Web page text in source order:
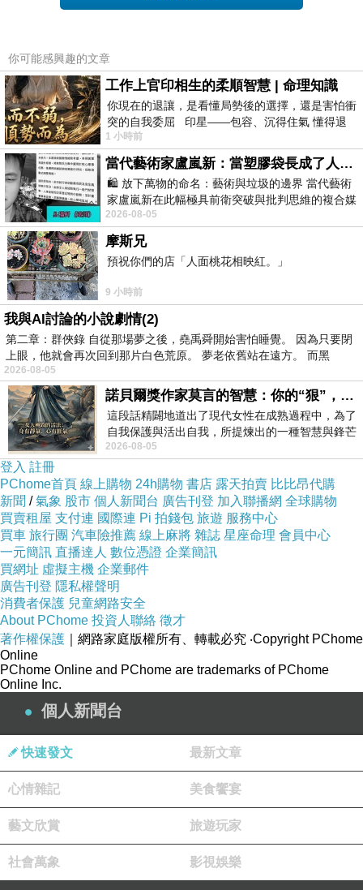
1024x768 IPS面板/鎂鋁合金機身
Allwinner A31s四核心
Andriod 4.2/前後雙鏡頭/Wi-Fi
商品描述:
msi 微星Primo 81
你可能感興趣的文章
工作上官印相生的柔順智慧 | 命理知識
你現在的退讓，是看懂局勢後的選擇，還是害怕衝
突的自我委屈 印星——包容、沉得住氣 懂得退
一步觀察，不會
1 小時前
當代藝術家盧嵐新：當塑膠袋長成了人的模樣，我們的目光是否學會了放下偏見？
🛍️ 放下萬物的命名：藝術與垃圾的邊界 當代藝術
家盧嵐新在此幅極具前衛突破與批判思維的複合媒
材新作中，直接將被大眾定義為廢棄物
2026-08-05
摩斯兄
預祝你們的店「人面桃花相映紅。」
9 小時前
我與AI討論的小說劇情(2)
第二章：群俠錄 自從那場夢之後，堯禹舜開始害怕睡覺。 因為只要閉
上眼，他就會再次回到那片白色荒原。 夢老依舊站在遠方。 而黑
2026-08-05
諾貝爾獎作家莫言的智慧：你的“狠”，才是最好的自我保護
這段話精闢地道出了現代女性在成熟過程中，為了
自我保護與活出自我，所提煉出的一種智慧與鋒芒
的平衡。 核心解讀與看法
2026-08-05
登入 註冊
PChome首頁 線上購物 24h購物 書店 露天拍賣 比比昂代購
新聞 /氣象 股市 個人新聞台 廣告刊登 加入聯播網 全球購物
買賣租屋 支付連 國際連 Pi 拍錢包 旅遊 服務中心
買車 旅行團 汽車險推薦 線上麻將 雜誌 星座命理 會員中心
一元簡訊 直播達人 數位憑證 企業簡訊
買網址 虛擬主機 企業郵件
廣告刊登 隱私權聲明
消費者保護 兒童網路安全
About PChome 投資人聯絡 徵才
著作權保護 ｜網路家庭版權所有、轉載必究 ‧Copyright PChome
Online
PChome Online and PChome are trademarks of PChome
Online Inc.
個人新聞台
快速發文 最新文章
心情雜記 美食饗宴
藝文欣賞 旅遊玩家
社會萬象 影視娛樂